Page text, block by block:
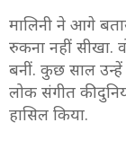
मालिनी ने आगे
रुकना नहीं सीखा.
बनीं. कुछ साल
लोक संगीत की
हासिल किया.